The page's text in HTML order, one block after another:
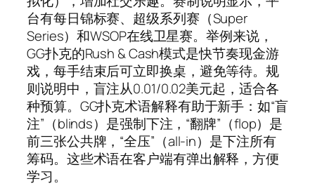
台有每日锦标赛、超级系列赛（Super
Series）和WSOP在线卫星赛。举例来说，
GG扑克的Rush & Cash模式是快节奏现金游
戏，每手结束后可立即换桌，避免等待。规
则说明中，盲注从0.01/0.02美元起，适合各
种预算。GG扑克术语解释有助于新手：如“盲
注”（blinds）是强制下注，“翻牌”（flop）是
前三张公共牌，“全压”（all-in）是下注所有
筹码。这些术语在客户端有弹出解释，方便
学习。